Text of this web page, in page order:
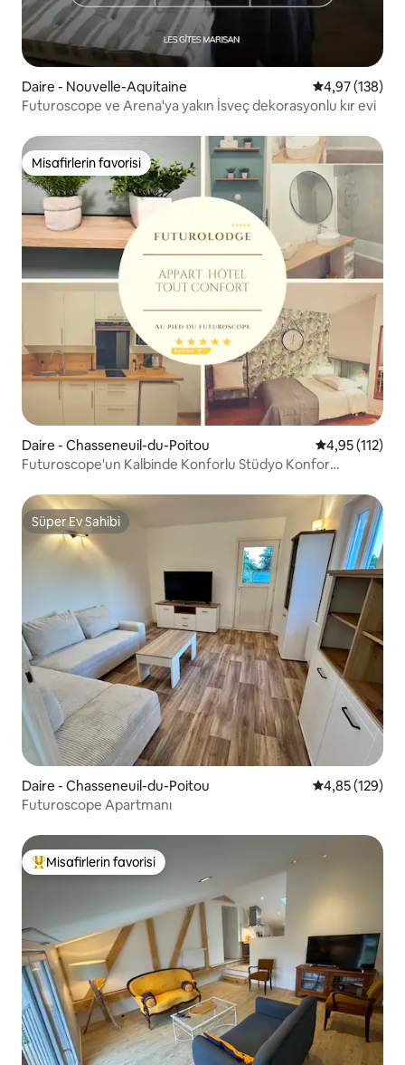
Daire - Nouvelle-Aquitaine 5 üzerinden
4,97 (138)
Futuroscope ve Arena'ya yakın İsveç dekorasyonlu kır evi
Misafirlerin favorisi
Misafirlerin favorisi
Daire - Chasseneuil-du-Poitou 5 üzerinden
4,95 (112)
Futuroscope'un Kalbinde Konforlu Stüdyo Konfor
Süper Ev Sahibi
Süper Ev Sahibi
Daire - Chasseneuil-du-Poitou 5 üzerinden
4,85 (129)
Futuroscope Apartmanı
Misafirlerin favorilerinden en beğenilenler arasında
Misafirlerin favorisi